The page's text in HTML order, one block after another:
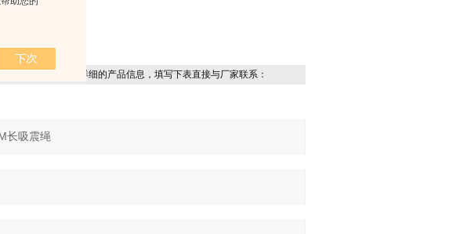
感兴趣，想了解更详细的产品信息，填写下表直接与厂家联系：